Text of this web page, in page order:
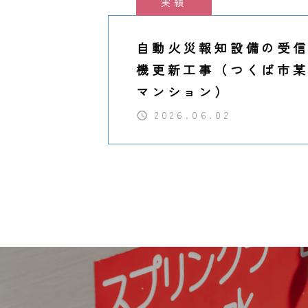
自動火災報知設備の受信
機更新工事（つくば市某
マンション）
2026.06.02